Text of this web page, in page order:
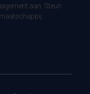
aan. Steun